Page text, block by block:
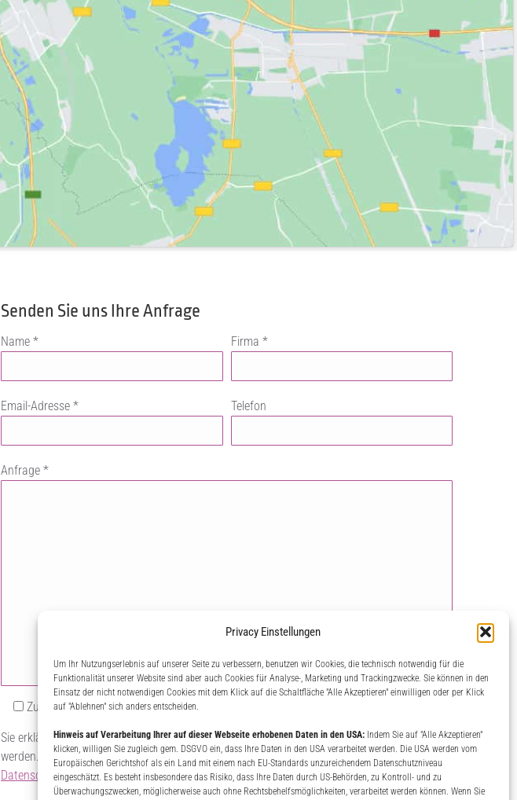
Privacy Einstellungen
Um Ihr Nutzungserlebnis auf unserer Seite zu verbessern, benutzen wir Cookies, die technisch notwendig für die
Funktionalität unserer Website sind aber auch Cookies für Analyse-, Marketing und Trackingzwecke. Sie können in den
Einsatz der nicht notwendigen Cookies mit dem Klick auf die Schaltfläche "Alle Akzeptieren" einwilligen oder per Klick
auf "Ablehnen" sich anders entscheiden.
Hinweis auf Verarbeitung Ihrer auf dieser Webseite erhobenen Daten in den USA: Indem Sie auf "Alle Akzeptieren"
klicken, willigen Sie zugleich gem. DSGVO ein, dass Ihre Daten in den USA verarbeitet werden. Die USA werden vom
Europäischen Gerichtshof als ein Land mit einem nach EU-Standards unzureichendem Datenschutzniveau
eingeschätzt. Es besteht insbesondere das Risiko, dass Ihre Daten durch US-Behörden, zu Kontroll- und zu
Überwachungszwecken, möglicherweise auch ohne Rechtsbehelfsmöglichkeiten, verarbeitet werden können. Wenn Sie
Senden Sie uns Ihre Anfrage
Name * Firma *
Email-Adresse * Telefon
Anfrage *
Zustimmung zur Datenschutzerklärung *
Sie erklären sich einverstanden, daß ihre Daten zur Bearbeitung ihrer Anfrage verwendet
werden. Alle weiteren Informationen und Widerrufshinweise finden Sie in unserer
Datenschutzerklärung.